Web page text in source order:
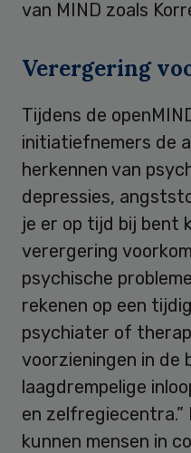
van MIND zoals
Verergering
Tijdens de
initiatiefnemers de
herkennen van
depressies,
je er op tijd bij bent
verergering
psychische
rekenen op een
psychiater of
voorzieningen in de
laagdrempelige
en zelfregiecentra.”
kunnen mensen in